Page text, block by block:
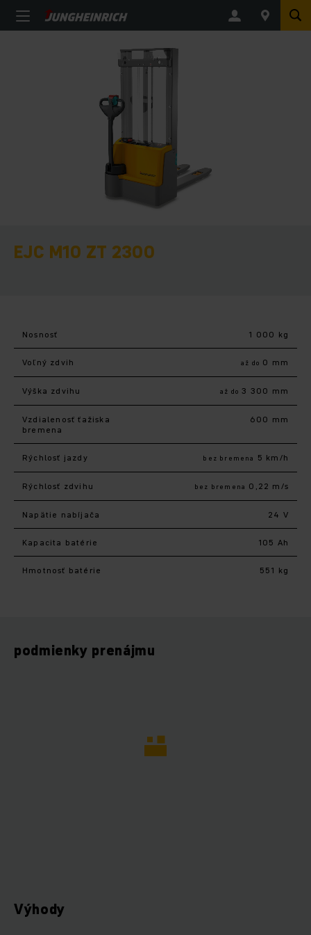
EJC M10 ZT 2300
Nosnosť 1 000 kg
Voľný zdvih až do 0 mm
Výška zdvihu až do 3 300 mm
Vzdialenosť ťažiska
bremena
600 mm
Rýchlosť jazdy bez bremena 5 km/h
Rýchlosť zdvihu bez bremena 0,22 m/s
Napätie nabíjača 24 V
Kapacita batérie 105 Ah
Hmotnosť batérie 551 kg
podmienky prenájmu
Výhody